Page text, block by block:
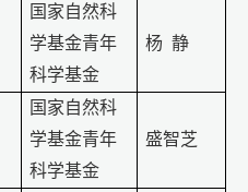
国家自然科
学基金青年
科学基金
杨 静
国家自然科
学基金青年
科学基金
盛智芝